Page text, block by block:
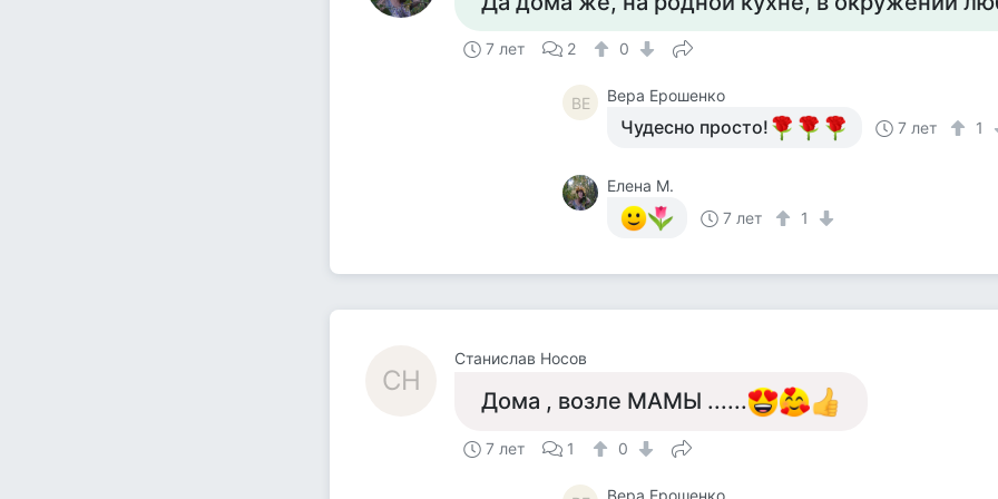
7 лет 2 0
ВЕ Вера Ерошенко
Чудесно просто! 7 лет 1
Елена М.
7 лет
1
СН
Станислав Носов
Дома , возле МАМЫ ......
7 лет 1 0
Вера Ерошенко